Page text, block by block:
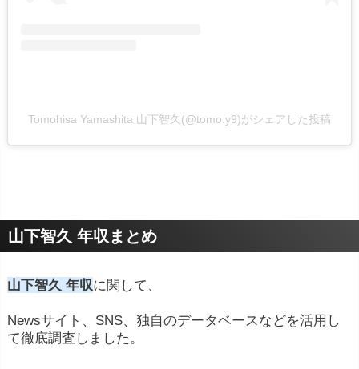
Tomohisa Yamashita 山下智久(@tomo.y9)がシェアした投稿
山下智久 年収まとめ
山下智久 年収に関して、
Newsサイト、SNS、独自のデータベースなどを活用し
て徹底調査しました。